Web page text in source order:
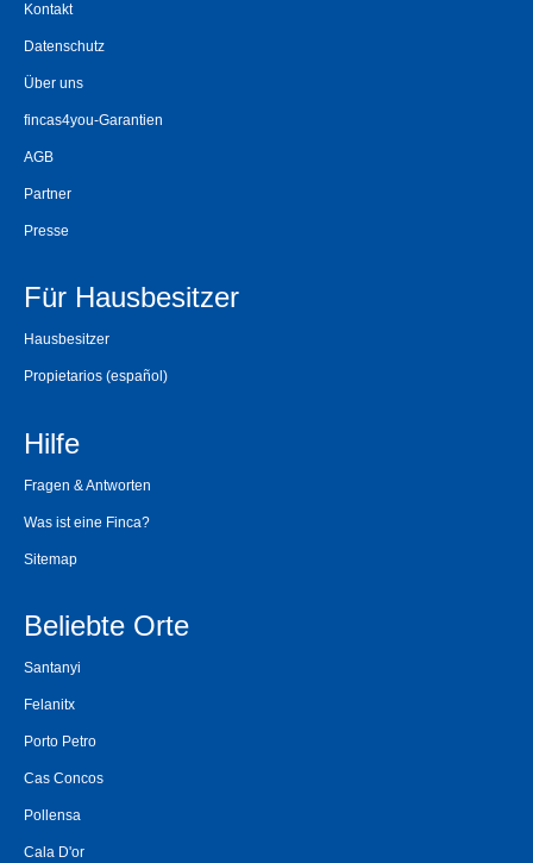
Kontakt
Datenschutz
Über uns
fincas4you-Garantien
AGB
Partner
Presse
Für Hausbesitzer
Hausbesitzer
Propietarios (español)
Hilfe
Fragen & Antworten
Was ist eine Finca?
Sitemap
Beliebte Orte
Santanyi
Felanitx
Porto Petro
Cas Concos
Pollensa
Cala D'or